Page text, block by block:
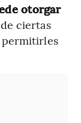
otorgar
ciertas
permitirles